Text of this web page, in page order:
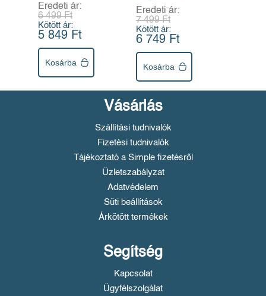
Eredeti ár:
6 499 Ft
Kötött ár:
5 849 Ft
Kosárba
Eredeti ár:
7 499 Ft
Kötött ár:
6 749 Ft
Kosárba
Vásárlás
Szállítási tudnivalók
Fizetési tudnivalók
Tájékoztató a Simple fizetésről
Üzletszabályzat
Adatvédelem
Süti beállítások
Árkötött termékek
Segítség
Kapcsolat
Ügyfélszolgálat